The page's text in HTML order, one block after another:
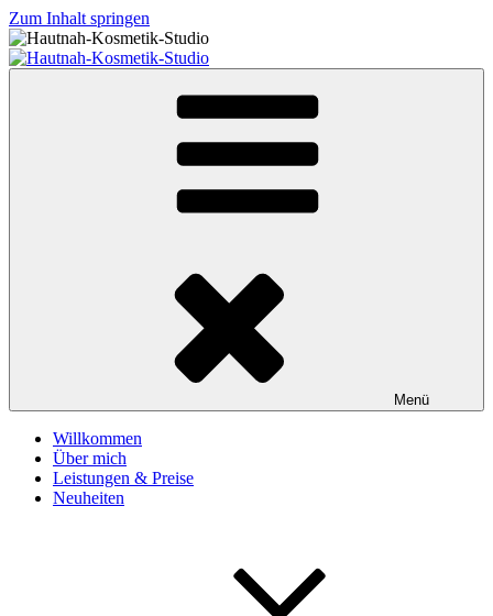
Zum Inhalt springen
Hautnah-Kosmetik-Studio
Ihre Kosmetikerin in Neuried – Altenheim
Menü
Willkommen
Über mich
Leistungen & Preise
Neuheiten